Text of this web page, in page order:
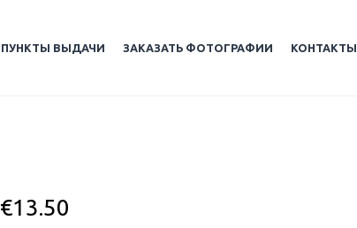
ПУНКТЫ ВЫДАЧИ ЗАКАЗАТЬ ФОТОГРАФИИ КОНТАКТЫ
€13.50